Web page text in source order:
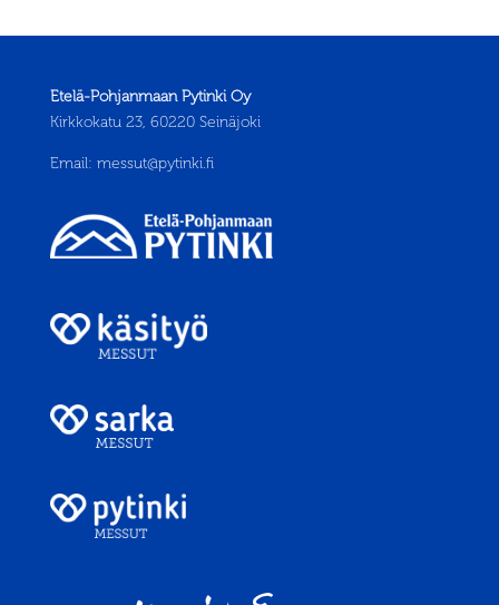
Etelä-Pohjanmaan Pytinki Oy
Kirkkokatu 23, 60220 Seinäjoki
Email: messut@pytinki.fi